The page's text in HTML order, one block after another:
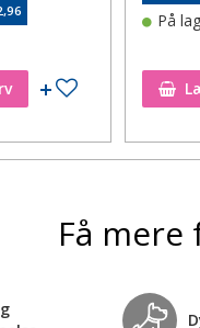
Tilføj til
På
Få